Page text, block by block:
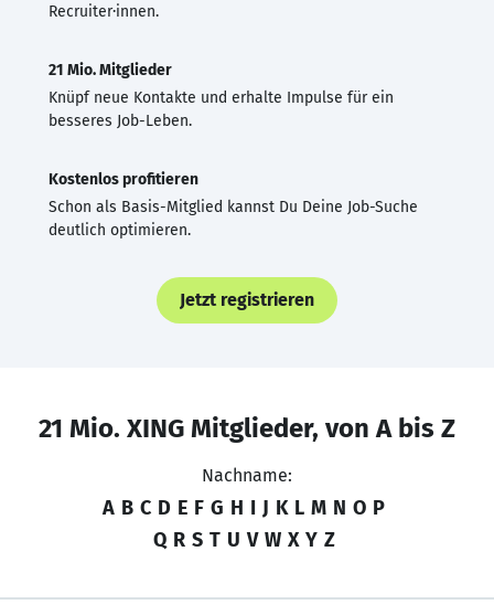
Recruiter·innen.
21 Mio. Mitglieder
Knüpf neue Kontakte und erhalte Impulse für ein
besseres Job-Leben.
Kostenlos profitieren
Schon als Basis-Mitglied kannst Du Deine Job-Suche
deutlich optimieren.
Jetzt registrieren
21 Mio. XING Mitglieder, von A bis Z
Nachname:
A B C D E F G H I J K L M N O P
Q R S T U V W X Y Z